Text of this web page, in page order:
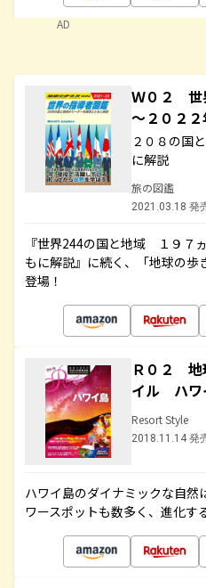
AD
Ｗ０２ 世
～２０２
２０８の国
に解説
旅の図鑑
2021.03.18 発
『世界244の国と地域 １９７
もに解説』に続く、「地球の歩
登場！
Ｒ０２ 地
イル ハワ
Resort Style
2018.11.14 発
ハワイ島のダイナミックな自然
ワースポットも数多く、進化す